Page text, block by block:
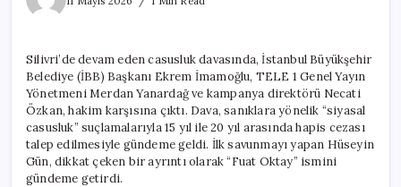
Yanardağ
ve
Özkan
Mahkemede
Silivri’de devam eden casusluk davasında, İstanbul Büyükşehir
Belediye (İBB) Başkanı Ekrem İmamoğlu, TELE 1 Genel Yayın
Yönetmeni Merdan Yanardağ ve kampanya direktörü Necati
Özkan, hakim karşısına çıktı. Dava, sanıklara yönelik “siyasal
casusluk” suçlamalarıyla 15 yıl ile 20 yıl arasında hapis cezası
talep edilmesiyle gündeme geldi. İlk savunmayı yapan Hüseyin
Gün, dikkat çeken bir ayrıntı olarak “Fuat Oktay” ismini
gündeme getirdi.